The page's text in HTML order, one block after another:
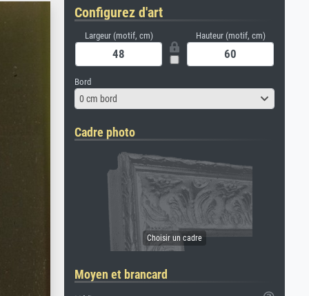
Configurez d'art
Largeur (motif, cm) Hauteur (motif, cm)
Bord
0 cm bord
Cadre photo
Moyen et brancard